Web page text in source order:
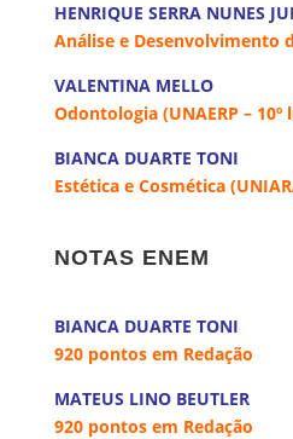
HENRIQUE SERRA NUNES
Análise e Desenvolvimento
VALENTINA MELLO
Odontologia (UNAERP – 10º
BIANCA DUARTE TONI
Estética e Cosmética
NOTAS ENEM
BIANCA DUARTE TONI
920 pontos em Redação
MATEUS LINO BEUTLER
920 pontos em Redação